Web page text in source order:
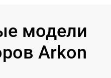
модели
Arkon